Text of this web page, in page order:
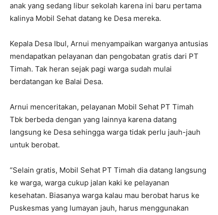
anak yang sedang libur sekolah karena ini baru pertama
kalinya Mobil Sehat datang ke Desa mereka.
Kepala Desa Ibul, Arnui menyampaikan warganya antusias
mendapatkan pelayanan dan pengobatan gratis dari PT
Timah. Tak heran sejak pagi warga sudah mulai
berdatangan ke Balai Desa.
Arnui menceritakan, pelayanan Mobil Sehat PT Timah
Tbk berbeda dengan yang lainnya karena datang
langsung ke Desa sehingga warga tidak perlu jauh-jauh
untuk berobat.
“Selain gratis, Mobil Sehat PT Timah dia datang langsung
ke warga, warga cukup jalan kaki ke pelayanan
kesehatan. Biasanya warga kalau mau berobat harus ke
Puskesmas yang lumayan jauh, harus menggunakan